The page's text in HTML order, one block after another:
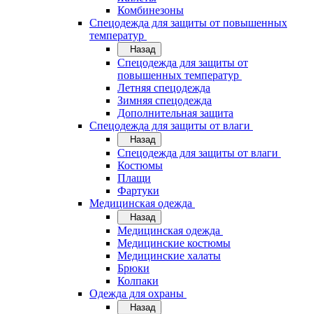
Комбинезоны
Спецодежда для защиты от повышенных
температур
Назад
Спецодежда для защиты от
повышенных температур
Летняя спецодежда
Зимняя спецодежда
Дополнительная защита
Спецодежда для защиты от влаги
Назад
Спецодежда для защиты от влаги
Костюмы
Плащи
Фартуки
Медицинская одежда
Назад
Медицинская одежда
Медицинские костюмы
Медицинские халаты
Брюки
Колпаки
Одежда для охраны
Назад